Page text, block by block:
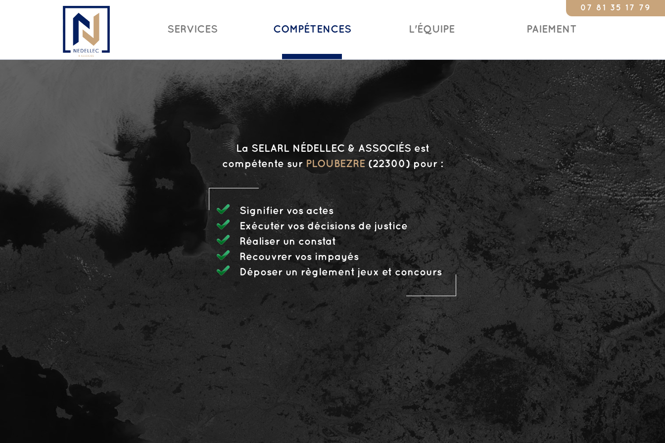
SERVICES COMPÉTENCES L'ÉQUIPE PAIEMENT
Constat 24/24
07 81 35 17 79
La SELARL NÉDELLEC & ASSOCIÉS est
compétente sur PLOUBEZRE (22300) pour :
Signifier vos actes
Exécuter vos décisions de justice
Réaliser un constat
Recouvrer vos impayés
Déposer un règlement jeux et concours